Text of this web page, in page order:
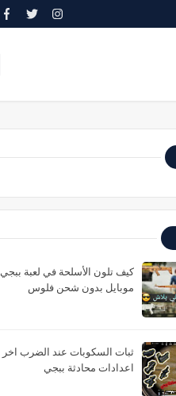
كيف تلون الأسلحة في لعبة ببجي
موبايل بدون شحن فلوس
ثبات السكوبات عند الضرب اخر
اعدادات محادثة ببجي